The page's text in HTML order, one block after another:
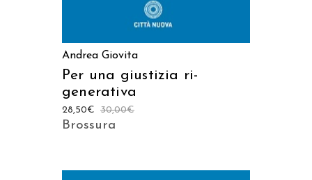
Andrea Giovita
Per una giustizia ri-
generativa
30,00€
28,50€
Brossura